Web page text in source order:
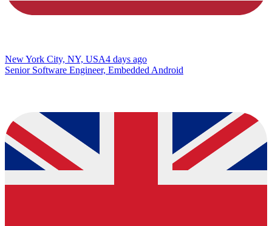
New York City, NY, USA4 days ago
Senior Software Engineer, Embedded Android